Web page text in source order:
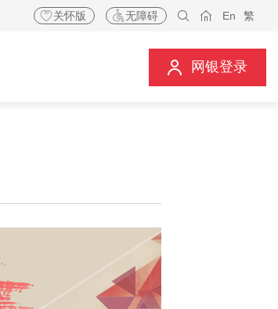
关怀版 无障碍 En 繁
网银登录